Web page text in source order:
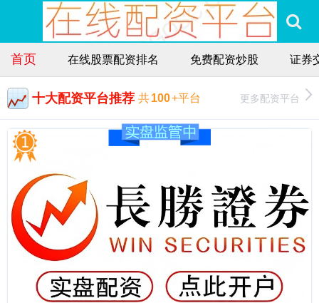
首页 在线股票配资排名 免费配资炒股 证券
十大配资平台推荐 共100+平台 更多配资平台